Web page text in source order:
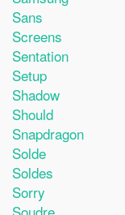
Sans
Screens
Sentation
Setup
Shadow
Should
Snapdragon
Solde
Soldes
Sorry